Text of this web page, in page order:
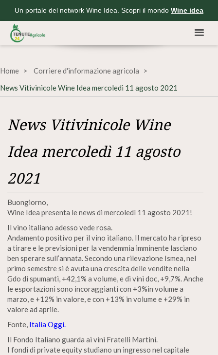
Un portale del network Wine Idea. Scopri il mondo Wine idea
Home
Corriere d'informazione agricola
News Vitivinicole Wine Idea mercoledì 11 agosto 2021
News Vitivinicole Wine
Idea mercoledì 11 agosto
2021
Buongiorno,
Wine Idea presenta le news di mercoledì 11 agosto 2021!
Il vino italiano adesso vede rosa.
Andamento positivo per il vino italiano. Il mercato ha ripreso
a tirare e le previsioni per la vendemmia imminente lasciano
ben sperare sull’annata. Secondo una rilevazione Ismea, nel
primo semestre si è avuta una crescita delle vendite nella
Gdo di spumanti, +42,1% a volume, e di vini doc, +9,7%. Anche
le esportazioni sono incoraggianti con +3%in volume a
marzo, e +12% in valore, e con +13% in volume e +29% in
valore ad aprile.
Fonte, Italia Oggi.
Il Fondo Italiano guarda ai vini Fratelli Martini.
I fondi di private equity studiano un ingresso nel capitale